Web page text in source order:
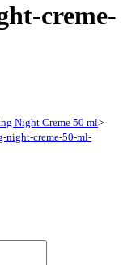
creme-
Night Creme 50 ml>
night-creme-50-ml-